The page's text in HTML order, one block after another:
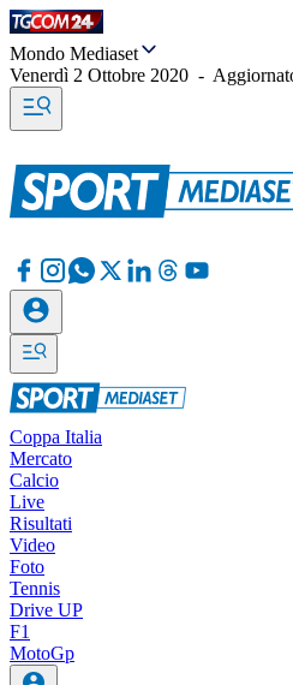
Mondo Mediaset
Venerdì 2 Ottobre 2020 -
Coppa Italia
Mercato
Calcio
Live
Risultati
Video
Foto
Tennis
Drive UP
F1
MotoGp